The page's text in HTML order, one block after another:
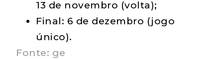
13 de novembro (volta);
Final: 6 de dezembro (jogo
único).
Fonte: ge